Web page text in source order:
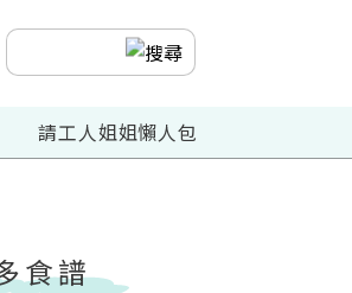
請工人姐姐懶人包
食譜